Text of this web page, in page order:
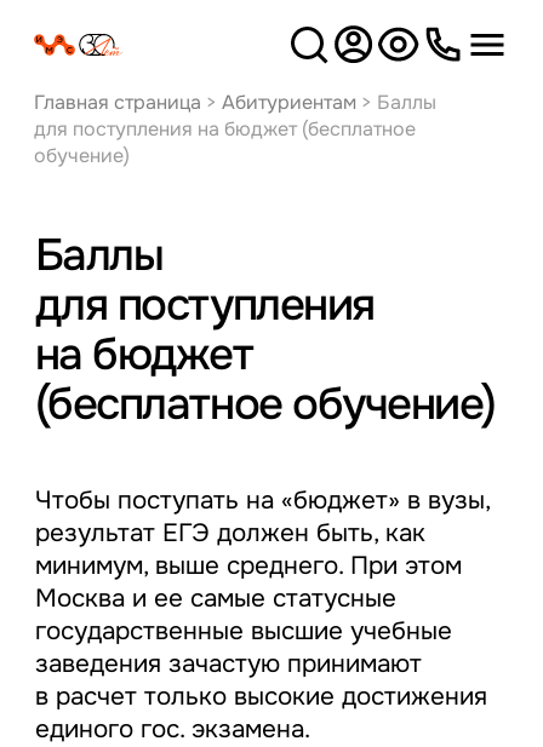
Версия
для слабовидящих
Главная страница > Абитуриентам > Баллы
для поступления на бюджет (бесплатное
обучение)
Баллы
для поступления
на бюджет
(бесплатное обучение)
Чтобы поступать на «бюджет» в вузы,
результат ЕГЭ должен быть, как
минимум, выше среднего. При этом
Москва и ее самые статусные
государственные высшие учебные
заведения зачастую принимают
в расчет только высокие достижения
единого гос. экзамена.